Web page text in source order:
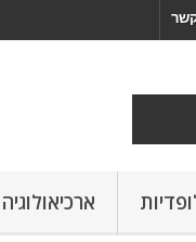
ארכיאולוגיה